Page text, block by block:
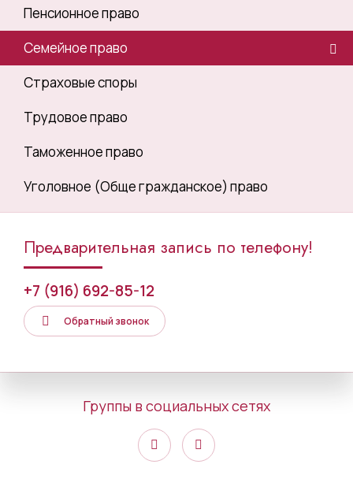
Пенсионное право
Семейное право
Страховые споры
Трудовое право
Таможенное право
Уголовное (Обще гражданское) право
Предварительная запись по телефону!
+7 (916) 692-85-12
Обратный звонок
Группы в социальных сетях